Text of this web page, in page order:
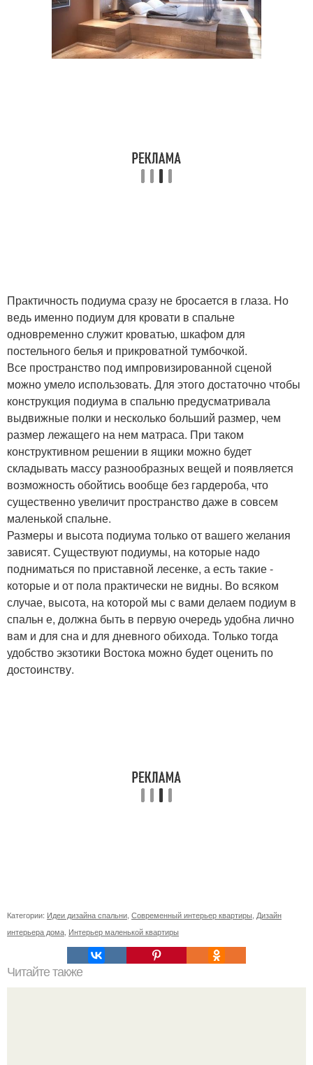
Практичность подиума сразу не бросается в глаза. Но
ведь именно подиум для кровати в спальне
одновременно служит кроватью, шкафом для
постельного белья и прикроватной тумбочкой.
Все пространство под импровизированной сценой
можно умело использовать. Для этого достаточно чтобы
конструкция подиума в спальню предусматривала
выдвижные полки и несколько больший размер, чем
размер лежащего на нем матраса. При таком
конструктивном решении в ящики можно будет
складывать массу разнообразных вещей и появляется
возможность обойтись вообще без гардероба, что
существенно увеличит пространство даже в совсем
маленькой спальне.
Размеры и высота подиума только от вашего желания
зависят. Существуют подиумы, на которые надо
подниматься по приставной лесенке, а есть такие -
которые и от пола практически не видны. Во всяком
случае, высота, на которой мы с вами делаем подиум в
спальн е, должна быть в первую очередь удобна лично
вам и для сна и для дневного обихода. Только тогда
удобство экзотики Востока можно будет оценить по
достоинству.
Категории: Идеи дизайна спальни Современный интерьер квартиры Дизайн
интерьера дома Интерьер маленькой квартиры
Читайте также